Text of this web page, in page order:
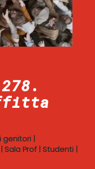
genitori |
| Sala Prof| Studenti |